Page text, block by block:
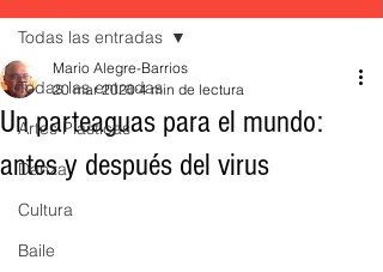
Todas las entradas
Artes Plásticas
Danza
Cultura
Baile
Todas las entradas
Un parteaguas para el mundo:
antes y después del virus
Mario Alegre-Barrios
20 mar 2020 4 min de lectura